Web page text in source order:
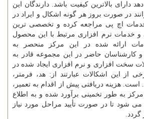
دارای بالاترین کیفیت باشد. دارندگان این
در صورت بروز هر گونه اشکال و ایراد در
خدمات اچ پی مراجعه کرده و تخصصی ترین
خدمات نرم افزاری مرتبط با این محصول
ارائه شده در این مرکز منحصر به
حاضر در این مجموعه قادر به
سخت افزاری و نرم افزاری ایجاد شده در
از این اشکالات عبارتند از: هد، فرمتر،
است. هزینه دریافتی پیش از اقدام به تعمیر،
به طور تخمینی برآورد شده و به اطلاع
شود تا در صورت تأیید مراحل مورد نیاز
گردد.